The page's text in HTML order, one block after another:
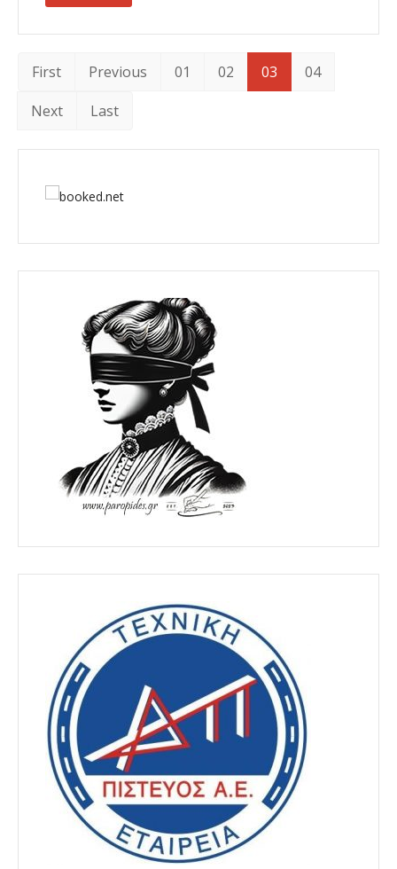
First Previous 01 02 03
04
Next
Last